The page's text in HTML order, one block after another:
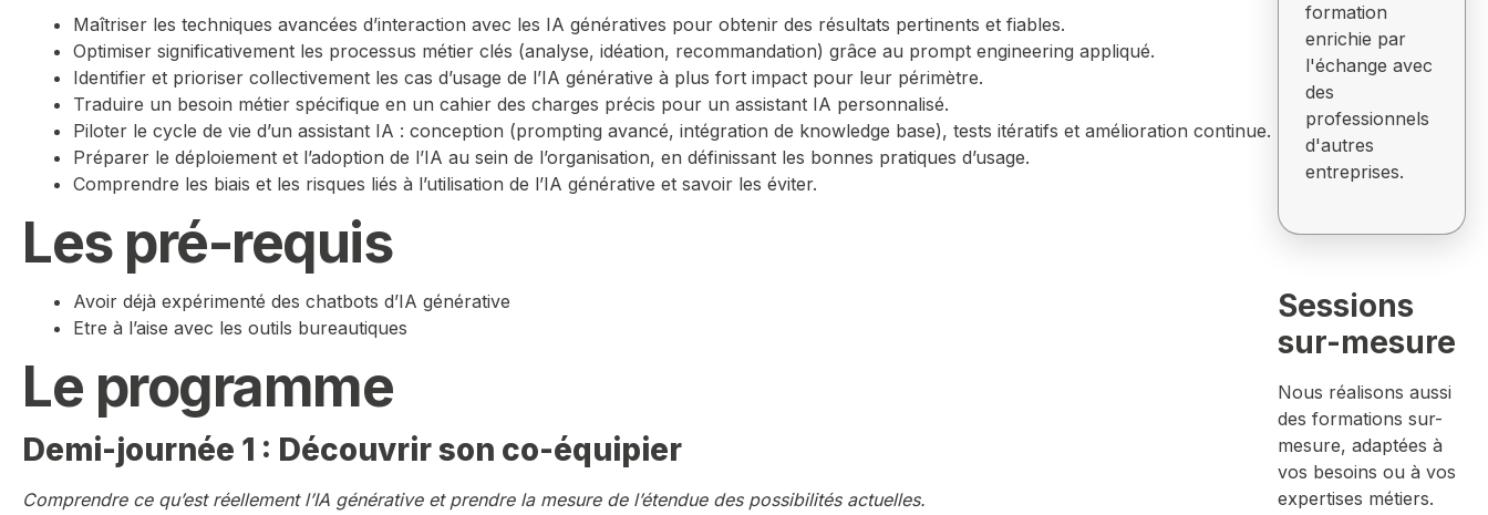
Maîtriser les techniques avancées d’interaction avec les IA génératives pour obtenir des résultats pertinents et fiables.
Optimiser significativement les processus métier clés (analyse, idéation, recommandation) grâce au prompt engineering appliqué.
Identifier et prioriser collectivement les cas d’usage de l’IA générative à plus fort impact pour leur périmètre.
Traduire un besoin métier spécifique en un cahier des charges précis pour un assistant IA personnalisé.
Piloter le cycle de vie d’un assistant IA : conception (prompting avancé, intégration de knowledge base), tests itératifs et amélioration continue.
Préparer le déploiement et l’adoption de l’IA au sein de l’organisation, en définissant les bonnes pratiques d’usage.
Comprendre les biais et les risques liés à l’utilisation de l’IA générative et savoir les éviter.
Les pré-requis
Avoir déjà expérimenté des chatbots d’IA générative
Etre à l’aise avec les outils bureautiques
Le programme
Demi-journée 1 : Découvrir son co-équipier
Comprendre ce qu’est réellement l’IA générative et prendre la mesure de l’étendue des possibilités actuelles.
formation
enrichie par
l'échange avec
des
professionnels
d'autres
entreprises.
Sessions
sur-mesure
Nous réalisons aussi
des formations sur-
mesure, adaptées à
vos besoins ou à vos
expertises métiers.